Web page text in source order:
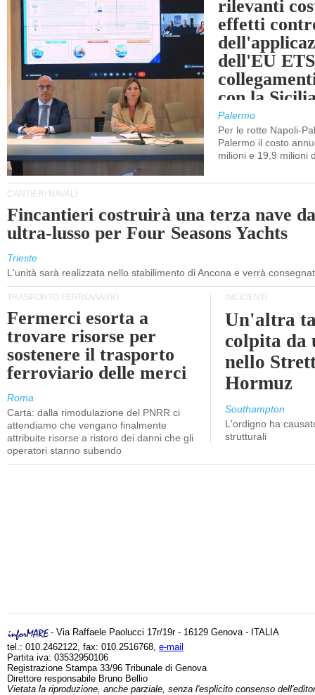
rilevanti
effetti
dell'EU
con la
Palermo
Per le rotte Napoli-
Palermo il costo
milioni e 19,9 milioni
CANTIERI NAVALI
Fincantieri costruirà una terza nave
ultra-lusso per Four Seasons Yachts
Trieste
L'unità sarà realizzata nello stabilimento di Ancona e verrà
TRASPORTO FERROVIARIO
Fermerci esorta a
trovare risorse per
sostenere il trasporto
ferroviario delle merci
Roma
Carta: dalla rimodulazione del PNRR ci
attendiamo che vengano finalmente
attribuite risorse a ristoro dei danni che gli
operatori stanno subendo
INCIDENTI
Un'altra
colpita da
nello
Hormuz
Southampton
L'ordigno ha
strutturali
- Via Raffaele Paolucci 17r/19r - 16129 Genova - ITALIA
tel.: 010.2462122, fax: 010.2516768, e-mail
Partita iva: 03532950106
Registrazione Stampa 33/96 Tribunale di Genova
Direttore responsabile Bruno Bellio
Vietata la riproduzione, anche parziale, senza l'esplicito consenso